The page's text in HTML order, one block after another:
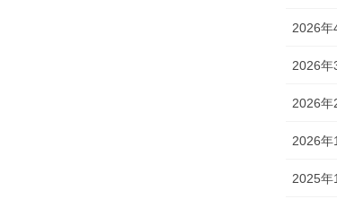
2026年
2026年
2026年
2026年
2025年